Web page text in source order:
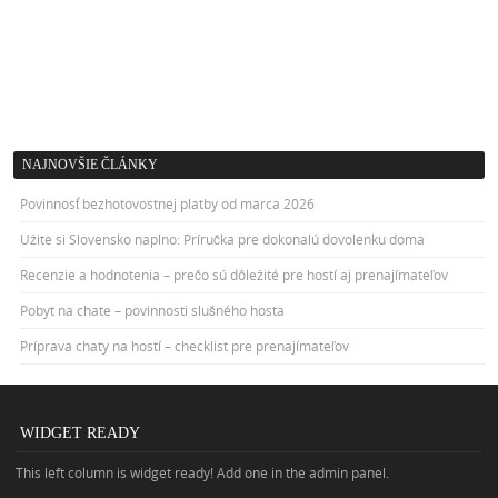
NAJNOVŠIE ČLÁNKY
Povinnosť bezhotovostnej platby od marca 2026
Užite si Slovensko naplno: Príručka pre dokonalú dovolenku doma
Recenzie a hodnotenia – prečo sú dôležité pre hostí aj prenajímateľov
Pobyt na chate – povinnosti slušného hosta
Príprava chaty na hostí – checklist pre prenajímateľov
WIDGET READY
This left column is widget ready! Add one in the admin panel.